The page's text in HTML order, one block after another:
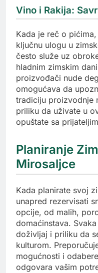
Vino i Rakija:
Kada je reč o
ključnu ulogu u
često služe uz
hladnim zimskim
proizvođači nude
omogućava da
tradiciju proizvodnje
priliku da uživate u
opuštate sa
Planiranje
Mirosaljce
Kada planirate svoj
unapred rezervisati
opcije, od malih,
domaćinstava.
doživljaj i priliku da
kulturom.
mogućnosti i
odgovara vašim